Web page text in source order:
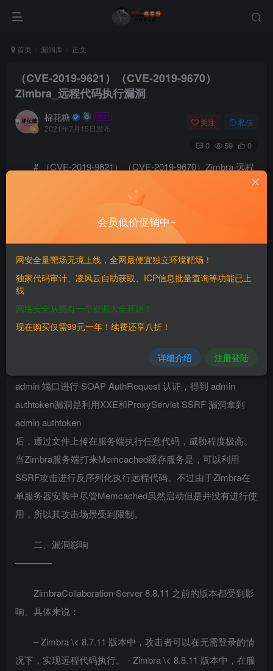
首页 漏洞库 正文
（CVE-2019-9621）（CVE-2019-9670）
Zimbra_远程代码执行漏洞
棉花糖
2021年7月15日发布
关注 私信
0 59 0
# （CVE-2019-9621）（CVE-2019-9670）Zimbra 远程
=================
一、漏洞简介
————
存在像任意文件读取、XXE（xml外部实体注入）这种漏洞
时，攻击者可以利用此漏洞读取
admin 端口进行 SOAP AuthRequest 认证，得到 admin
authtoken漏洞是利用XXE和ProxyServlet SSRF 漏洞拿到
admin authtoken
后，通过文件上传在服务端执行任意代码，威胁程度极高。
当Zimbra服务端打来Memcached缓存服务是，可以利用
SSRF攻击进行反序列化执行远程代码。不过由于Zimbra在
单服务器安装中尽管Memcached虽然启动但是并没有进行使
用，所以其攻击场景受到限制。
二、漏洞影响
————
ZimbraCollaboration Server 8.8.11 之前的版本都受到影
响。具体来说：
– Zimbra \< 8.7.11 版本中，攻击者可以在无需登录的情
况下，实现远程代码执行。 - Zimbra \< 8.8.11 版本中，在服
会员低价促销中~
网安全量靶场无境上线，全网最便宜独立环境靶场！
独家代码审计、凌风云自助获取、ICP信息批量查询等功能已上
线
网络安全从拥有一个资源大全开始！
现在购买仅需99元一年！续费还享八折！
详细介绍 注册登陆